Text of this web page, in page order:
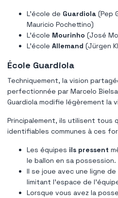
L'école de Guardiola (Pep
Mauricio Pochettino)
L'école Mourinho (José
L'école Allemand (Jürgen
École Guardiola
Techniquement, la vision
perfectionnée par Marcelo
Guardiola modifie légèrement la
Principalement, ils utilisent tous
identifiables communes à ces
Les équipes ils pressent
le ballon en sa possession.
Il se joue avec une ligne de
limitant l'espace de
Lorsque vous avez la